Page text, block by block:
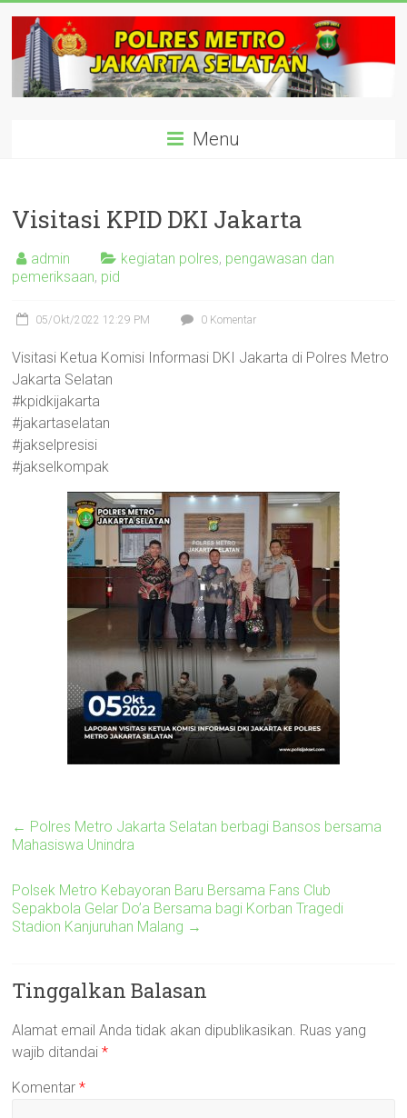
content
polisijaksel Menu
Visitasi KPID DKI Jakarta
admin kegiatan polres, pengawasan dan
pemeriksaan, pid
05/Okt/2022 12:29 PM 0 Komentar
Visitasi Ketua Komisi Informasi DKI Jakarta di Polres Metro
Jakarta Selatan
#kpidkijakarta
#jakartaselatan
#jakselpresisi
#jakselkompak
← Polres Metro Jakarta Selatan berbagi Bansos bersama
Mahasiswa Unindra
Polsek Metro Kebayoran Baru Bersama Fans Club
Sepakbola Gelar Do’a Bersama bagi Korban Tragedi
Stadion Kanjuruhan Malang →
Tinggalkan Balasan
Alamat email Anda tidak akan dipublikasikan. Ruas yang
wajib ditandai*
Komentar*